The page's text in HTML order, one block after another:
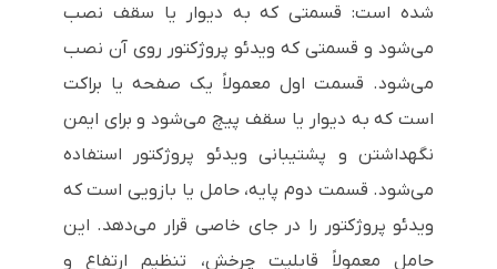
شده است: قسمتی که به دیوار یا سقف نصب
می‌شود و قسمتی که ویدئو پروژکتور روی آن نصب
می‌شود. قسمت اول معمولاً یک صفحه یا براکت
است که به دیوار یا سقف پیچ می‌شود و برای ایمن
نگهداشتن و پشتیبانی ویدئو پروژکتور استفاده
می‌شود. قسمت دوم پایه، حامل یا بازویی است که
ویدئو پروژکتور را در جای خاصی قرار می‌دهد. این
حامل معمولاً قابلیت چرخش، تنظیم ارتفاع و